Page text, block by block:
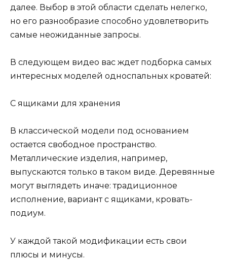
далее. Выбор в этой области сделать нелегко,
но его разнообразие способно удовлетворить
самые неожиданные запросы.
В следующем видео вас ждет подборка самых
интересных моделей односпальных кроватей:
С ящиками для хранения
В классической модели под основанием
остается свободное пространство.
Металлические изделия, например,
выпускаются только в таком виде. Деревянные
могут выглядеть иначе: традиционное
исполнение, вариант с ящиками, кровать-
подиум.
У каждой такой модификации есть свои
плюсы и минусы.